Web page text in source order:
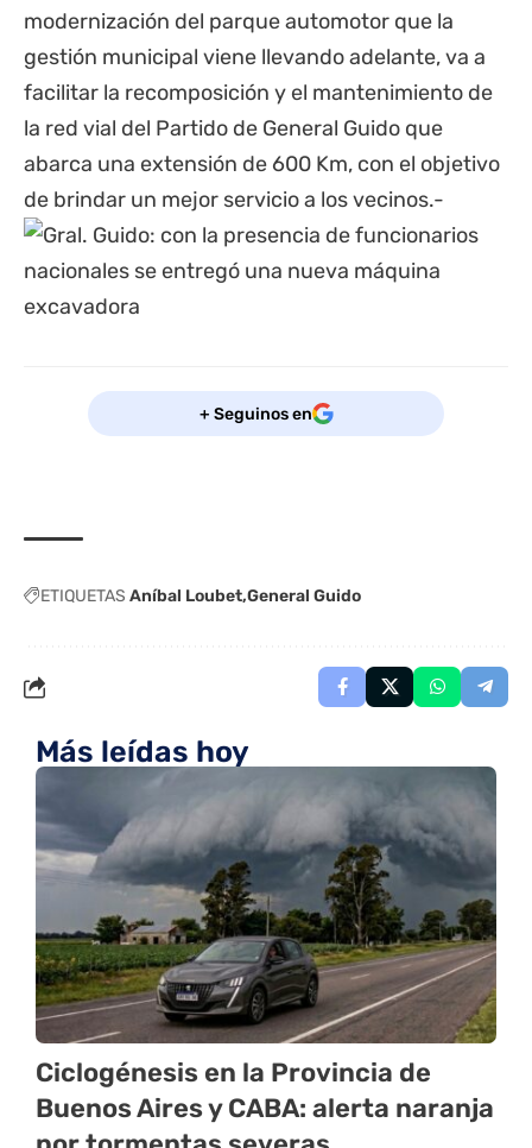
modernización del parque automotor que la
gestión municipal viene llevando adelante, va a
facilitar la recomposición y el mantenimiento de
la red vial del Partido de General Guido que
abarca una extensión de 600 Km, con el objetivo
de brindar un mejor servicio a los vecinos.-
+ Seguinos en
ETIQUETAS Aníbal Loubet General Guido
Más leídas hoy
Ciclogénesis en la Provincia de
Buenos Aires y CABA: alerta naranja